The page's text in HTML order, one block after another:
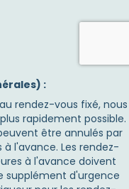
:
rendez-vous fixé, nous
rapidement possible.
être annulés par
l'avance. Les rendez-
à l'avance doivent
supplément d'urgence